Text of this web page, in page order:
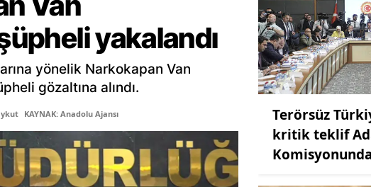
Amasya
Ankara
Antalya
Artvin
Aydın
Balıkesir
yakalandı
yönelik Narkokapan Van
gözaltına alındı.
KAYNAK: Anadolu Ajansı
Terörsüz
kritik teklif